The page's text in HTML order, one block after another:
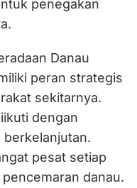
penegakan
Danau
peran strategis
sekitarnya.
dengan
pesat setiap
danau.